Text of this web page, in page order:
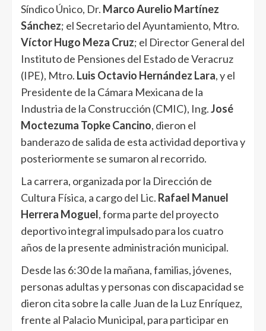
Síndico Único, Dr. Marco Aurelio Martínez
Sánchez; el Secretario del Ayuntamiento, Mtro.
Víctor Hugo Meza Cruz; el Director General del
Instituto de Pensiones del Estado de Veracruz
(IPE), Mtro. Luis Octavio Hernández Lara, y el
Presidente de la Cámara Mexicana de la
Industria de la Construcción (CMIC), Ing.José
Moctezuma Topke Cancino, dieron el
banderazo de salida de esta actividad deportiva y
posteriormente se sumaron al recorrido.
La carrera, organizada por la Dirección de
Cultura Física, a cargo del Lic. Rafael Manuel
Herrera Moguel, forma parte del proyecto
deportivo integral impulsado para los cuatro
años de la presente administración municipal.
Desde las 6:30 de la mañana, familias, jóvenes,
personas adultas y personas con discapacidad se
dieron cita sobre la calle Juan de la Luz Enríquez,
frente al Palacio Municipal, para participar en